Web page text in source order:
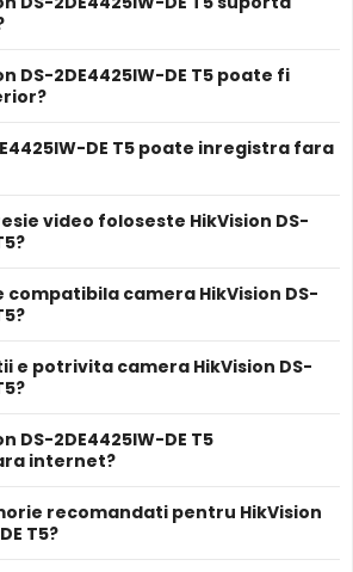
de senzorul de imagine al
2DE4425IW-DE T5, compenseaza
de iluminare, oferind detalii
alarma
suport montaj pentru perete DS-1618ZJ;
DS-1667ZJ, DS-1662ZJ, DS-1663ZJ, DS-
W
alimentare NU este inclusa
alimenta printr-un singur cablu UTP/FTP din
POE
DS-2DE4425IW-DE T5
produsului HikVision DS-2DE4425IW-DE T5 au
DS-2DE4425IW-DE T5 poate fi
DE T5 poate inregistra fara
video foloseste HikVision DS-
compatibila camera HikVision DS-
e potrivita camera HikVision DS-
DS-2DE4425IW-DE T5
internet?
recomandati pentru HikVision
T5?